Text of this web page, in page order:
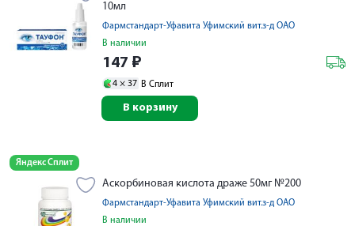
10мл
Фармстандарт-Уфавита Уфимский вит.з-д ОАО
В наличии
147 ₽
4 × 37 В Сплит
В корзину
Яндекс Сплит
Аскорбиновая кислота драже 50мг №200
Фармстандарт-Уфавита Уфимский вит.з-д ОАО
В наличии